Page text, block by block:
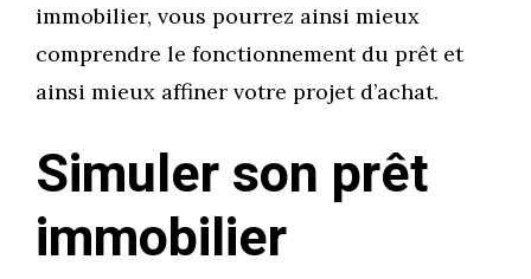
immobilier, vous pourrez ainsi mieux
comprendre le fonctionnement du prêt et
ainsi mieux affiner votre projet d’achat.
Simuler son prêt
immobilier